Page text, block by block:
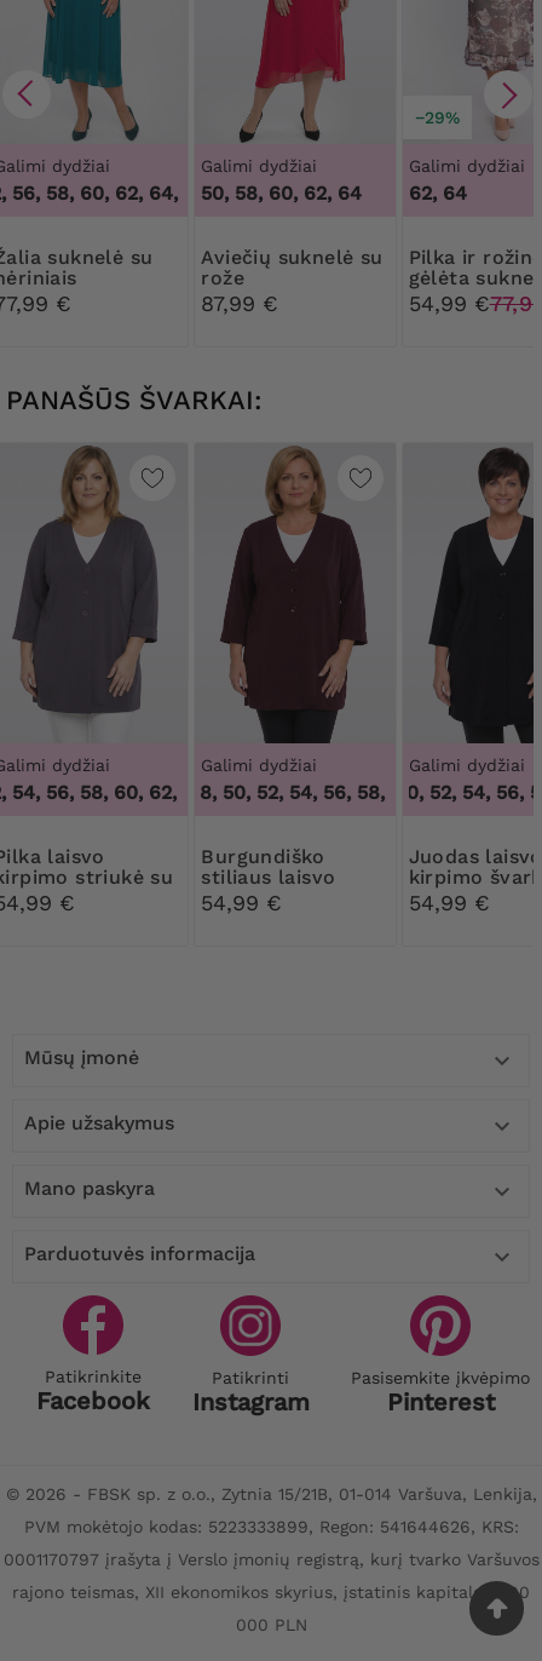
dydžiai
58, 60, 62, 64,50, 52, 56, 58, 60, 62, 64
su
€
Galimi dydžiai
50, 58, 60, 62, 64
Aviečių suknelė su
rože
87,99 €
−29%
Galimi dydžiai
62, 64
Pilka ir rožinė
gėlėta
54,99 €
PANAŠŪS ŠVARKAI:
dydžiai
56, 58, 60, 62,50, 52, 54, 56, 58, 60, 62
striukė su
€
Galimi dydžiai
46, 48, 50, 52, 54, 56, 58, 60, 62,46, 48,
Burgundiško
stiliaus laisvo
kirpimo švarkas su
rankogaliais
54,99 €
Galimi dydžiai
48, 50, 52, 54, 56,
Juodas laisvo
kirpimo
rankogaliais
54,99 €
Mūsų įmonė 
Apie užsakymus 
Mano paskyra 
Parduotuvės informacija 
Patikrinkite
Facebook
Patikrinti
Instagram
Pasisemkite įkvėpimo
Pinterest
© 2026 - FBSK sp. z o.o., Zytnia 15/21B, 01-014 Varšuva, Lenkija,
PVM mokėtojo kodas: 5223333899, Regon: 541644626, KRS:
0001170797 įrašyta į Verslo įmonių registrą, kurį tvarko Varšuvos
rajono teismas, XII ekonomikos skyrius, įstatinis kapitalas: 100
000 PLN